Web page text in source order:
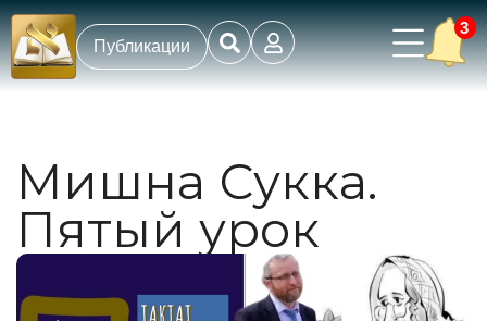
Публикации
3
Мишна Сукка.
Пятый урок